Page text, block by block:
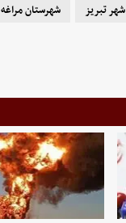
شهر تبریز شهرستان مراغه